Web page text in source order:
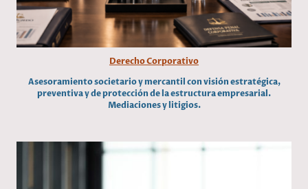
Derecho Corporativo
Asesoramiento societario y mercantil con visión estratégica,
preventiva y de protección de la estructura empresarial.
Mediaciones y litigios.